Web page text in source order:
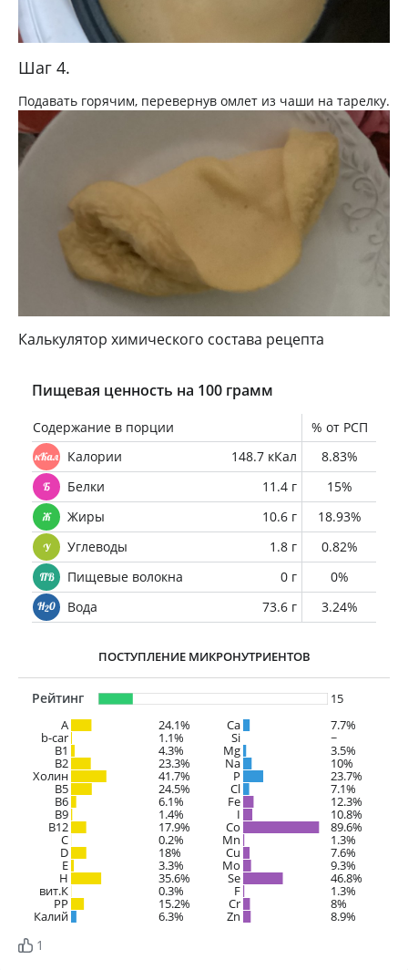
Шаг 4.
Подавать горячим, перевернув омлет из чаши на тарелку.
Калькулятор химического состава рецепта
Пищевая ценность на 100 грамм
Содержание в порции
% от РСП
Калории
148.7 кКал
8.83%
Белки
11.4 г
15%
Жиры
10.6 г
18.93%
Углеводы
1.8 г
0.82%
Пищевые волокна
0 г
0%
Вода
73.6 г 3.24%
ПОСТУПЛЕНИЕ МИКРОНУТРИЕНТОВ
Рейтинг
15
A
24.1%
b-car 1.1%
В1 4.3%
B2 23.3%
Холин 41.7%
B5 24.5%
B6 6.1%
B9 1.4%
B12 17.9%
C 0.2%
D 18%
E 3.3%
H 35.6%
вит.К 0.3%
PP 15.2%
Калий 6.3%
Ca 7.7%
Si ~
Mg 3.5%
Na 10%
P 23.7%
Cl 7.1%
Fe 12.3%
I 10.8%
Co 89.6%
Mn 1.3%
Cu 7.6%
Mo 9.3%
Se 46.8%
F 1.3%
Cr 8%
Zn 8.9%
1